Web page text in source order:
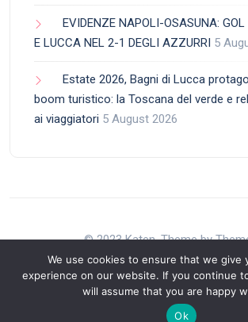
EVIDENZE NAPOLI-OSASUNA: GOL
E LUCCA NEL 2-1 DEGLI AZZURRI 5
Estate 2026, Bagni di Lucca
boom turistico: la Toscana del verde e
ai viaggiatori 5 August 2026
© 2023 Katen. Theme by
Back to Top
We use cookies to ensure that we give
experience on our website. If you continue
will assume that you are happy
Ok